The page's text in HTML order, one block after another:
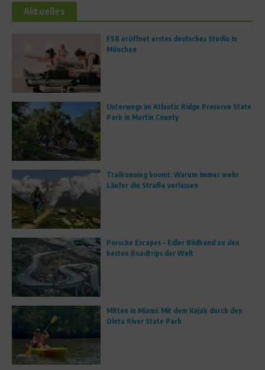
Aktuelles
FS8 eröffnet erstes deutsches Studio in
München
Unterwegs im Atlantic Ridge Preserve State
Park in Martin County
Trailrunning boomt: Warum immer mehr
Läufer die Straße verlassen
Porsche Escapes – Edler Bildband zu den
besten Roadtrips der Welt
Mitten in Miami: Mit dem Kajak durch den
Oleta River State Park